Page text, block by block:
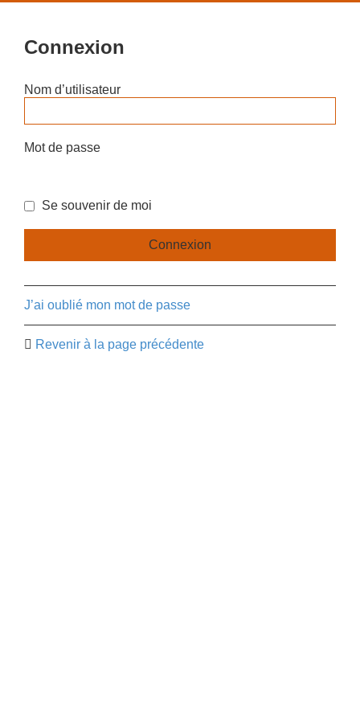
Connexion
Nom d’utilisateur
Mot de passe
Se souvenir de moi
J’ai oublié mon mot de passe
Revenir à la page précédente